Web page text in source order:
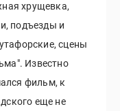
хрущевка,
подъезды и
сцены
Известно
фильм, к
еще не